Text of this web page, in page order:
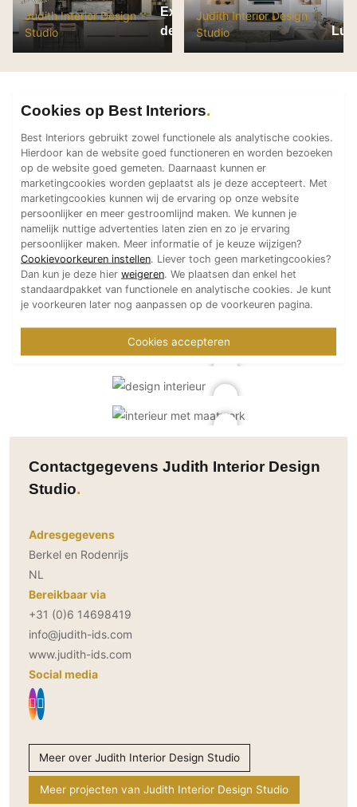
Technologie
Audio/Video
Mirror TV
Fitnessapparatuur
Wifi
Overig
Aannemers Interieur
Akoestiek
Binnenzwembaden
Wellness
Wijnkelder en wijnkasten
Judith Interior Design
Studio
Exclusief keuken
design
Judith Interior Design
Studio
Contactgegevens Judith Interior Design
Studio
Adresgegevens
Berkel en Rodenrijs
NL
Bereikbaar via
+31 (0)6 14698419
info@judith-ids.com
www.judith-ids.com
Social media
Meer over Judith Interior Design Studio
Meer projecten van Judith Interior Design Studio
Cookies op Best Interiors
Best Interiors gebruikt zowel functionele als analytische cookies.
Hierdoor kan de website goed functioneren en worden bezoeken
op de website goed gemeten. Daarnaast kunnen er
marketingcookies worden geplaatst als je deze accepteert. Met
marketingcookies kunnen wij de ervaring op onze website
persoonlijker en meer gestroomlijnd maken. We kunnen je
namelijk nuttige advertenties laten zien en zo je ervaring
persoonlijker maken. Meer informatie of je keuze wijzigen?
Cookievoorkeuren instellen. Liever toch geen marketingcookies?
Dan kun je deze hier weigeren. We plaatsen dan enkel het
standaardpakket van functionele en analytische cookies. Je kunt
je voorkeuren later nog aanpassen op de voorkeuren pagina.
Cookies accepteren